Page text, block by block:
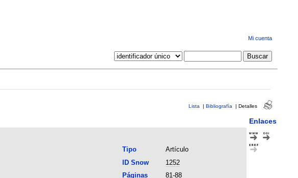
Mi cuenta
Lista | Bibliografía | Detalles
Enlaces
Tipo
Artículo
ID Snow
1252
Páginas
81-88